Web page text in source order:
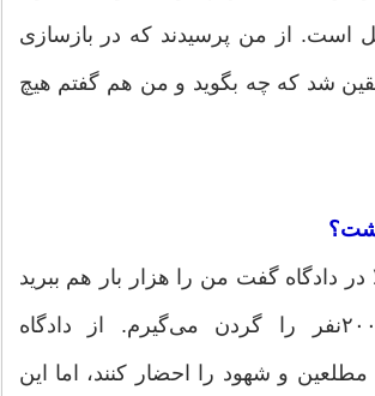
است. از من پرسیدند که در بازسازی
شد که چه بگوید و من هم گفتم هیچ
دادگاه گفت من را هزار بار هم ببرید
و بزنید، قتل ۲۰۰نفر را گردن می‌گیرم. از دادگاه
و شهود را احضار کنند، اما این